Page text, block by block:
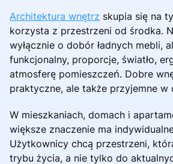
Architektura wnętrz skupia się na
korzysta z przestrzeni od środka.
wyłącznie o dobór ładnych mebli,
funkcjonalny, proporcje, światło,
atmosferę pomieszczeń. Dobre
praktyczne, ale także przyjemne w
W mieszkaniach, domach i
większe znaczenie ma
Użytkownicy chcą przestrzeni,
trybu życia, a nie tylko do